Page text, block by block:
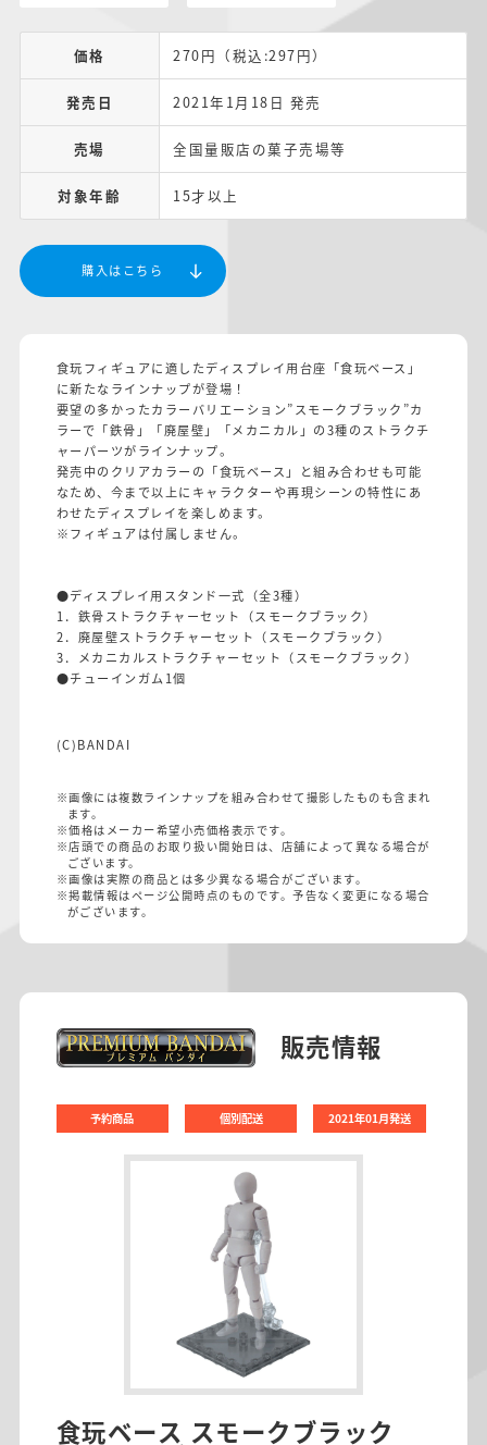
価格 270円（税込:297円）
発売日 2021年1月18日 発売
売場 全国量販店の菓子売場等
対象年齢 15才以上
購入はこちら
食玩フィギュアに適したディスプレイ用台座「食玩ベース」
に新たなラインナップが登場！
要望の多かったカラーバリエーション”スモークブラック”カ
ラーで「鉄骨」「廃屋壁」「メカニカル」の3種のストラクチ
ャーパーツがラインナップ。
発売中のクリアカラーの「食玩ベース」と組み合わせも可能
なため、今まで以上にキャラクターや再現シーンの特性にあ
わせたディスプレイを楽しめます。
※フィギュアは付属しません。
●ディスプレイ用スタンド一式（全3種）
1．鉄骨ストラクチャーセット（スモークブラック）
2．廃屋壁ストラクチャーセット（スモークブラック）
3．メカニカルストラクチャーセット（スモークブラック）
●チューインガム1個
(C)BANDAI
※画像には複数ラインナップを組み合わせて撮影したものも含まれ
ます。
※価格はメーカー希望小売価格表示です。
※店頭での商品のお取り扱い開始日は、店舗によって異なる場合が
ございます。
※画像は実際の商品とは多少異なる場合がございます。
※掲載情報はページ公開時点のものです。予告なく変更になる場合
がございます。
販売情報
予約商品 個別配送 2021年01月発送
食玩ベース スモークブラック